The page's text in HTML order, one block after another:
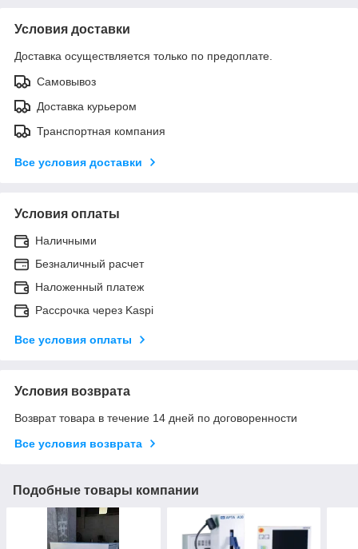
Условия доставки
Доставка осуществляется только по предоплате.
Самовывоз
Доставка курьером
Транспортная компания
Все условия доставки
Условия оплаты
Наличными
Безналичный расчет
Наложенный платеж
Рассрочка через Kaspi
Все условия оплаты
Условия возврата
Возврат товара в течение 14 дней по договоренности
Все условия возврата
Подобные товары компании